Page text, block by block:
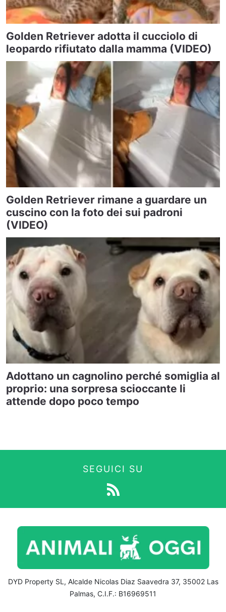
Golden Retriever adotta il cucciolo di
leopardo rifiutato dalla mamma (VIDEO)
Golden Retriever rimane a guardare un
cuscino con la foto dei sui padroni
(VIDEO)
Adottano un cagnolino perché somiglia al
proprio: una sorpresa scioccante li
attende dopo poco tempo
SEGUICI SU
DYD Property SL, Alcalde Nicolas Diaz Saavedra 37, 35002 Las
Palmas, C.I.F.: B16969511